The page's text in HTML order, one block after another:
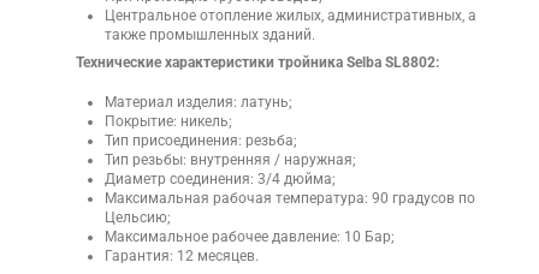
Центральное отопление жилых, административных, а
также промышленных зданий.
Технические характеристики тройника Selba SL8802:
Материал изделия: латунь;
Покрытие: никель;
Тип присоединения: резьба;
Тип резьбы: внутренняя / наружная;
Диаметр соединения: 3/4 дюйма;
Максимальная рабочая температура: 90 градусов по
Цельсию;
Максимальное рабочее давление: 10 Бар;
Гарантия: 12 месяцев.